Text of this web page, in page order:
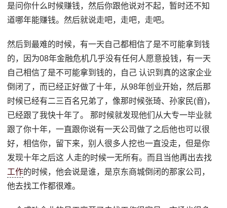
是问你什么时候赚钱，然后你跟他说对不起，暂时还不知
道哪年能赚钱。然后就说走吧，走吧，走吧。
然后到最难的时候，有一天自己都相信了是不可能拿到钱
的，因为08年金融危机几乎没有任何人愿意投钱，有一天
自己相信了是不可能拿到钱的，自己 认识到真的这家企业
倒闭了，而已经正好做了十年，从98年创业开始，然后那
时候已经有二三百名兄弟了，像那时候张琦、孙家民(音)，
已经跟了我快十年了。 那时候就发现他们从大专一毕业就
跟了你十年，一直跟你说有一天公司做了之后他也可以很
好，相信你，留下来，别人很多人挖也一直没走，但是你
发现十年之后这 人走的时候一无所有。而且当他再出去找
工作的时候，他会说是谁，是京东商城倒闭的那家公司，
他去找工作都很难。